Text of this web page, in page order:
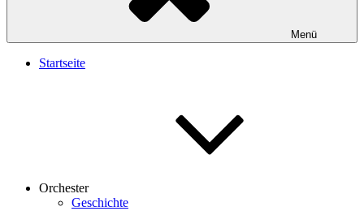
Menü
Startseite
Orchester
Geschichte